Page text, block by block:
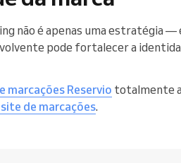
não é apenas uma estratégia —
pode fortalecer a
marcações Reservio totalmente
de marcações.